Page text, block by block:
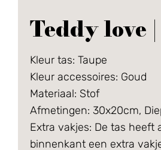
Teddy love
Kleur tas: Taupe
Kleur accessoires: Goud
Materiaal: Stof
Afmetingen: 30x20cm,
Extra vakjes: De tas heeft
binnenkant een extra